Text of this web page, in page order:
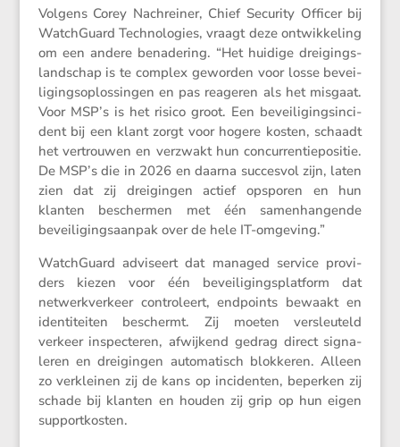
Volgens Corey Nachreiner, Chief Security Officer bij
Watch­Guard Techno­lo­gies, vraagt deze ontwik­ke­ling
om een andere benade­ring. “Het huidige dreigings­
land­schap is te complex geworden voor losse bevei­
li­gings­op­los­singen en pas reageren als het misgaat.
Voor MSP’s is het risico groot. Een bevei­li­gings­in­ci­
dent bij een klant zorgt voor hogere kosten, schaadt
het vertrouwen en verzwakt hun concur­ren­tie­po­sitie.
De MSP’s die in 2026 en daarna succesvol zijn, laten
zien dat zij dreigingen actief opsporen en hun
klanten beschermen met één samen­han­gende
bevei­li­gings­aanpak over de hele IT-omgeving.”
Watch­Guard adviseert dat managed service provi­
ders kiezen voor één bevei­li­gings­plat­form dat
netwerk­ver­keer contro­leert, endpoints bewaakt en
identi­teiten beschermt. Zij moeten versleu­teld
verkeer inspec­teren, afwij­kend gedrag direct signa­
leren en dreigingen automa­tisch blokkeren. Alleen
zo verkleinen zij de kans op incidenten, beperken zij
schade bij klanten en houden zij grip op hun eigen
supportkosten.